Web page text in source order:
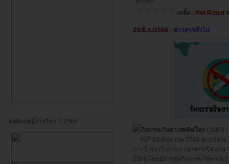
ผลสัมฤทธิ์รายวิชา ปี 2567
เฉลี่ย : Not Rated
29/มิ.ย./2566 : ข่าวสารทั่วไป
กิจกรรมวันยาเสพติดโลก ( 1063 /
วันที่ 26 มิถุนายน 2566 นายวัชระ
บางโปรง เป็นประธานกล่าวเปิดงา
2566 โดยมีการจัดกิจกรรมให้ความ